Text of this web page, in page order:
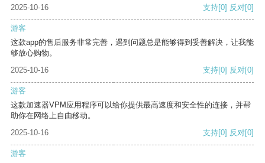
2025-10-16
支持[0] 反对[0]
游客
这款app的售后服务非常完善，遇到问题总是能够得到妥善解决，让我能
够放心购物。
2025-10-16
支持[0] 反对[0]
游客
这款加速器VPM应用程序可以给你提供最高速度和安全性的连接，并帮
助你在网络上自由移动。
2025-10-16
支持[0] 反对[0]
游客